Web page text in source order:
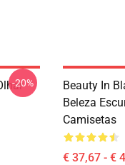
-20%
Beauty In
Beleza
Camisetas
€ 37,67 - €